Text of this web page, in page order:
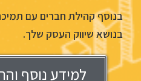
בנוסף קהילת חברים עם
בנושא שיווק העסק שלך.
למידע נוסף